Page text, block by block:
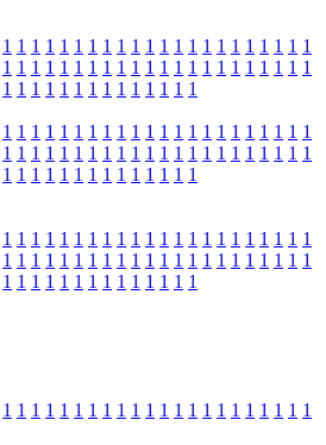
1 1 1 1 1 1 1 1 1 1 1 1 1 1 1 1 1 1 1 1 1 1
1 1 1 1 1 1 1 1 1 1 1 1 1 1 1 1 1 1 1 1 1 1
1 1 1 1 1 1 1 1 1 1 1 1 1 1
1 1 1 1 1 1 1 1 1 1 1 1 1 1 1 1 1 1 1 1 1 1
1 1 1 1 1 1 1 1 1 1 1 1 1 1 1 1 1 1 1 1 1 1
1 1 1 1 1 1 1 1 1 1 1 1 1 1
1 1 1 1 1 1 1 1 1 1 1 1 1 1 1 1 1 1 1 1 1 1
1 1 1 1 1 1 1 1 1 1 1 1 1 1 1 1 1 1 1 1 1 1
1 1 1 1 1 1 1 1 1 1 1 1 1 1
1 1 1 1 1 1 1 1 1 1 1 1 1 1 1 1 1 1 1 1 1 1